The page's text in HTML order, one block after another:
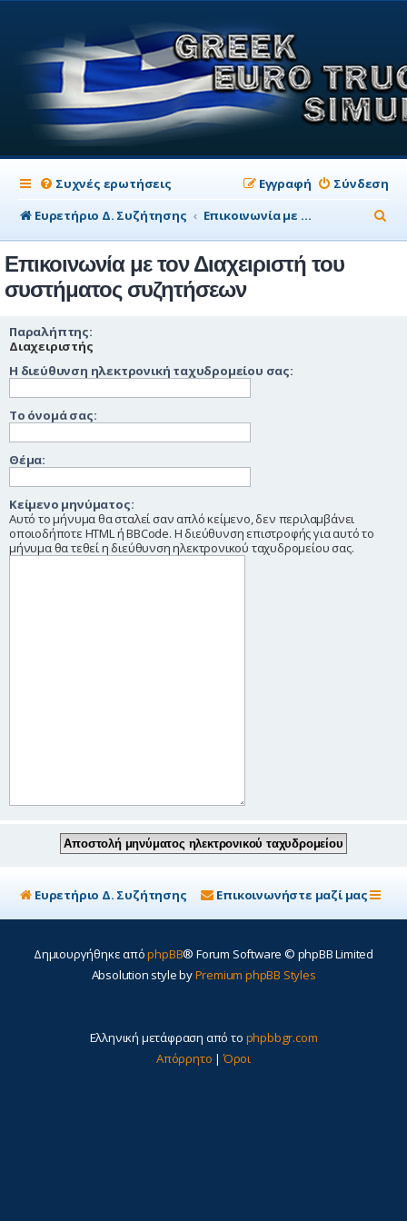
Συχνές ερωτήσεις Σύνδεση
Εγγραφή
Ευρετήριο Δ. Συζήτησης
Επικοινωνία με τον Διαχειριστή του συστήματος συζητήσεων
ν
Επικοινωνία με τον Διαχειριστή του
συστήματος συζητήσεων
Παραλήπτης:
Διαχειριστής
Η διεύθυνση ηλεκτρονική ταχυδρομείου σας:
Το όνομά σας:
Θέμα:
Κείμενο μηνύματος:
Αυτό το μήνυμα θα σταλεί σαν απλό κείμενο, δεν περιλαμβάνει
οποιοδήποτε HTML ή BBCode. Η διεύθυνση επιστροφής για αυτό το
μήνυμα θα τεθεί η διεύθυνση ηλεκτρονικού ταχυδρομείου σας.
Ευρετήριο Δ. Συζήτησης Επικοινωνήστε μαζί μας
Δημιουργήθηκε απόphpBB® Forum Software © phpBB Limited
Absolution style byPremium phpBB Styles
Ελληνική μετάφραση από το phpbbgr.com
Απόρρητο |Όροι